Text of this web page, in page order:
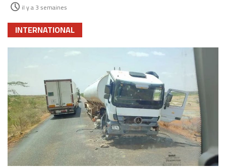
il y a 3 semaines
INTERNATIONAL